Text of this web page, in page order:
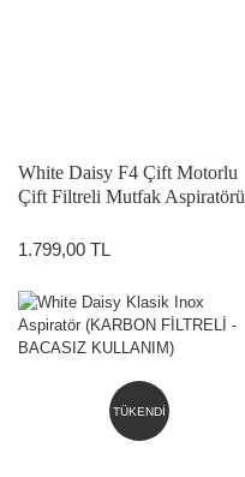
White Daisy F4 Çift Motorlu
Çift Filtreli Mutfak Aspiratörü
1.799,00 TL
TÜKENDİ